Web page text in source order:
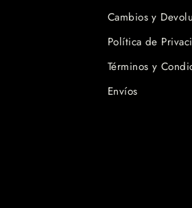
Cambios y
Política de
Términos y
Envíos